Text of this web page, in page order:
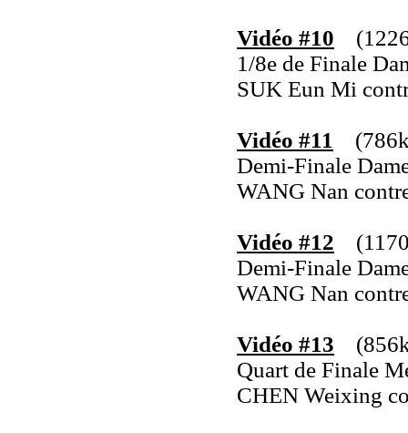
Vidéo #10
1/8e de Finale
SUK Eun Mi
Vidéo #11
Demi-Finale
WANG Nan
Vidéo #12
Demi-Finale
WANG Nan
Vidéo #13
Quart de Finale
CHEN Weixing